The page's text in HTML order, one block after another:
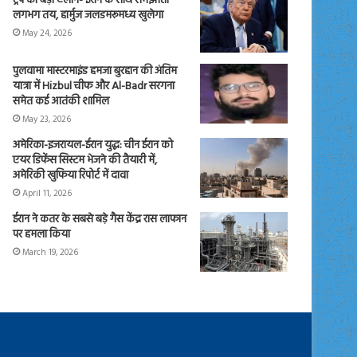
लगभग तय, हार्मुज जलडमरूमध्य खुलेगा
May 24, 2026
पुलवामा मास्टरमाइंड हमजा बुरहान की अंतिम
यात्रा में Hizbul चीफ और Al-Badr सरगना
समेत कई आतंकी शामिल
May 23, 2026
अमेरिका-इजरायल-ईरान युद्ध: चीन ईरान को
एयर डिफेंस सिस्टम भेजने की तैयारी में,
अमेरिकी खुफिया रिपोर्ट में दावा
April 11, 2026
ईरान ने कतर के सबसे बड़े गैस केंद्र रास लाफान
पर हमला किया
March 19, 2026